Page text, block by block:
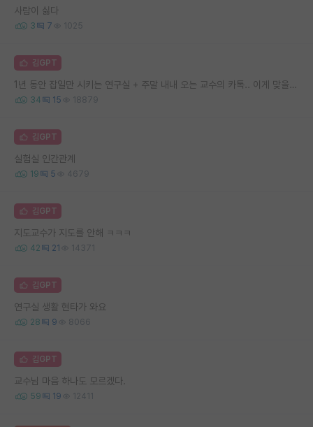
사람이 싫다
3 7 1025
김GPT
1년 동안 잡일만 시키는 연구실 + 주말 내내 오는 교수의 카톡.. 이게 맞을까요
34 15 18879
김GPT
실험실 인간관계
19 5 4679
김GPT
지도교수가 지도를 안해 ㅋㅋㅋ
42 21 14371
김GPT
연구실 생활 현타가 와요
28 9 8066
김GPT
교수님 마음 하나도 모르겠다.
59 19 12411